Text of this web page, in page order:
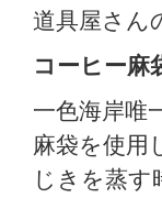
道具屋さん
コーヒー麻
一色海岸唯
麻袋を使用
じきを蒸す